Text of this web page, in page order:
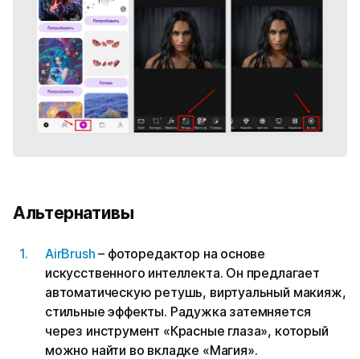
Альтернативы
AirBrush – фоторедактор на основе
искусственного интеллекта. Он предлагает
автоматическую ретушь, виртуальный макияж,
стильные эффекты. Радужка затемняется
через инструмент «Красные глаза», который
можно найти во вкладке «Магия».